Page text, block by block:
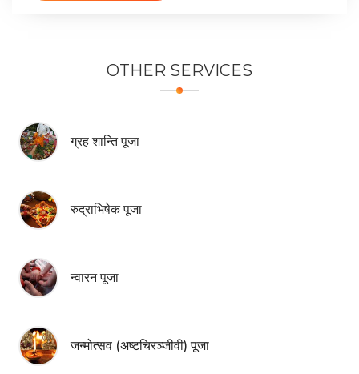
OTHER SERVICES
ग्रह शान्ति पूजा
रुद्राभिषेक पूजा
न्वारन पूजा
जन्मोत्सव (अष्टचिरञ्जीवी) पूजा